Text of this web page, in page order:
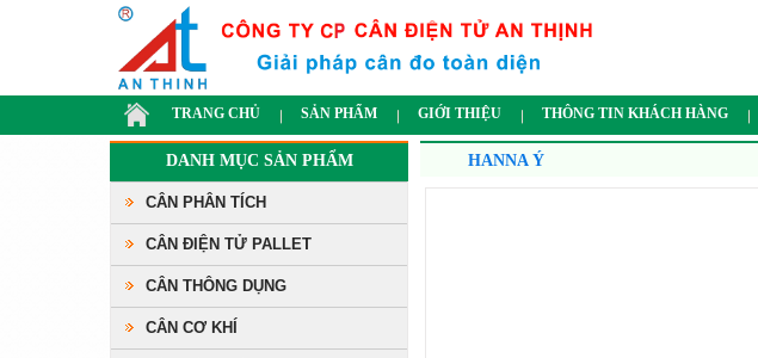
TRANG CHỦ SẢN PHẨM GIỚI THIỆU THÔNG TIN KHÁCH HÀNG
DANH MỤC SẢN PHẨM
CÂN PHÂN TÍCH
CÂN ĐIỆN TỬ PALLET
CÂN THÔNG DỤNG
CÂN CƠ KHÍ
HANNA Ý